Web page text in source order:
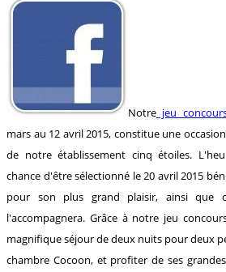
Notre jeu
mars au 12 avril 2015, constitue une
de notre établissement cinq étoiles.
chance d'être sélectionné le 20 avril 2015
pour son plus grand plaisir, ainsi que
l'accompagnera. Grâce à notre jeu
magnifique séjour de deux nuits pour deux
chambre Cocoon, et profiter de ses